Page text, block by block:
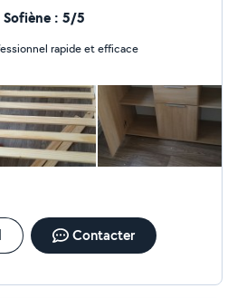
hésiter pas à me
Sofiène : 5/5
rapide et efficace
Contacter